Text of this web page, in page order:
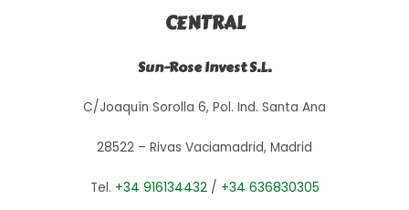
CENTRAL
Sun-Rose Invest S.L.
C/Joaquín Sorolla 6, Pol. Ind. Santa Ana
28522 – Rivas Vaciamadrid, Madrid
Tel. +34 916134432/ +34 636830305